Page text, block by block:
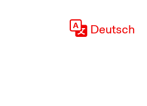
Deutsch